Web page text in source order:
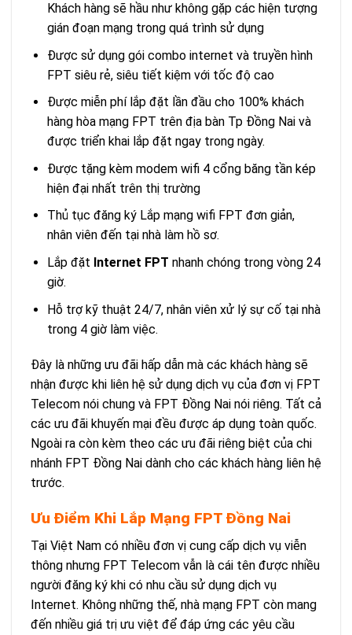
Khách hàng sẽ hầu như không gặp các hiện tượng
gián đoạn mạng trong quá trình sử dụng
Được sử dụng gói combo internet và truyền hình
FPT siêu rẻ, siêu tiết kiệm với tốc độ cao
Được miễn phí lắp đặt lần đầu cho 100% khách
hàng hòa mạng FPT trên địa bàn Tp Đồng Nai và
được triển khai lắp đặt ngay trong ngày.
Được tặng kèm modem wifi 4 cổng băng tần kép
hiện đại nhất trên thị trường
Thủ tục đăng ký Lắp mạng wifi FPT đơn giản,
nhân viên đến tại nhà làm hồ sơ.
Lắp đặt Internet FPT nhanh chóng trong vòng 24
giờ.
Hỗ trợ kỹ thuật 24/7, nhân viên xử lý sự cố tại nhà
trong 4 giờ làm việc.
Đây là những ưu đãi hấp dẫn mà các khách hàng sẽ
nhận được khi liên hệ sử dụng dịch vụ của đơn vị FPT
Telecom nói chung và FPT Đồng Nai nói riêng. Tất cả
các ưu đãi khuyến mại đều được áp dụng toàn quốc.
Ngoài ra còn kèm theo các ưu đãi riêng biệt của chi
nhánh FPT Đồng Nai dành cho các khách hàng liên hệ
trước.
Ưu Điểm Khi Lắp Mạng FPT Đồng Nai
Tại Việt Nam có nhiều đơn vị cung cấp dịch vụ viễn
thông nhưng FPT Telecom vẫn là cái tên được nhiều
người đăng ký khi có nhu cầu sử dụng dịch vụ
Internet. Không những thế, nhà mạng FPT còn mang
đến nhiều giá trị ưu việt để đáp ứng các yêu cầu